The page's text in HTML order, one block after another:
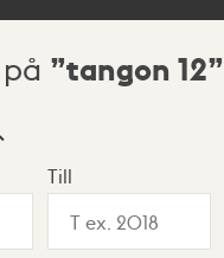
tangon 12
Till